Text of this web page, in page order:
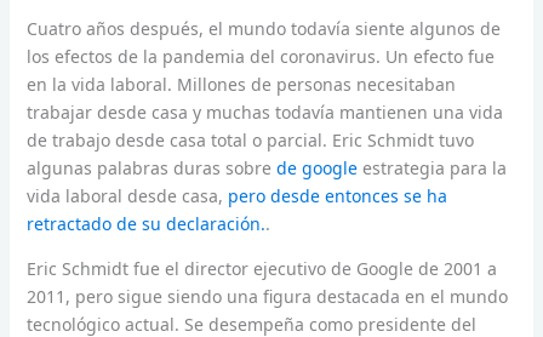
Cuatro años después, el mundo todavía siente algunos de
los efectos de la pandemia del coronavirus. Un efecto fue
en la vida laboral. Millones de personas necesitaban
trabajar desde casa y muchas todavía mantienen una vida
de trabajo desde casa total o parcial. Eric Schmidt tuvo
algunas palabras duras sobre de googleestrategia para la
vida laboral desde casa, pero desde entonces se ha
retractado de su declaración..
Eric Schmidt fue el director ejecutivo de Google de 2001 a
2011, pero sigue siendo una figura destacada en el mundo
tecnológico actual. Se desempeña como presidente del